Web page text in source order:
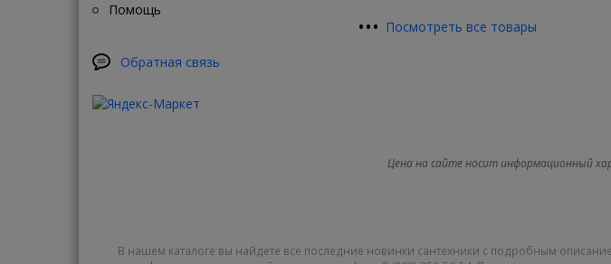
Помощь
Обратная связь
••• Посмотреть все товары
Цена на сайте носит информационный
В нашем каталоге вы найдете все последние новинки сантехники с подробным